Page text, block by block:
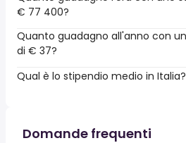
€ 77 400?
Quanto guadagno all'anno con
di € 37?
Qual è lo stipendio medio in Italia?
Domande frequenti